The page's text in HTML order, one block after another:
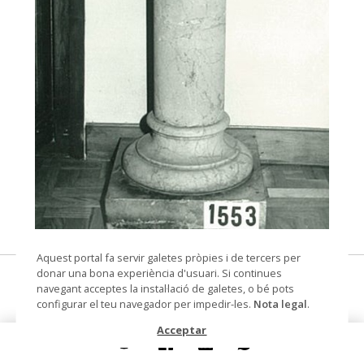
© Arxiu Fotogràfic del Consorci del Patrimoni de
Sitges
columna
Col·lecció Col. Dr. Jesús Pérez-Rosales
Aquest portal fa servir galetes pròpies i de tercers per
donar una bona experiència d'usuari. Si continues
navegant acceptes la instal·lació de galetes, o bé pots
configurar el teu navegador per impedir-les. Nota legal.
Acceptar